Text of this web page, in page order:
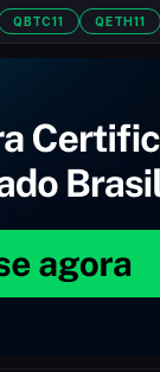
QBTC11 QETH11